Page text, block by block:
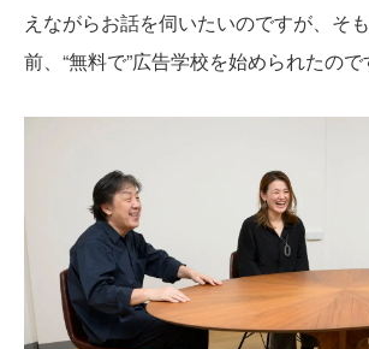
えながらお話を伺いたいのですが、そ
前、“無料で”広告学校を始められたので